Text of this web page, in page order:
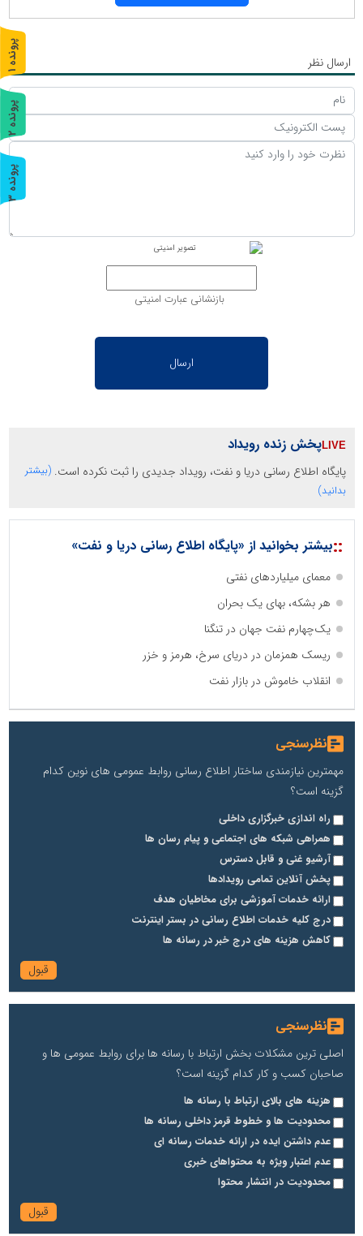
ارسال نظر
بازنشانی عبارت امنیتی
پخش زنده رویداد
پایگاه اطلاع رسانی دریا و نفت، رویداد جدیدی را ثبت نکرده است. (بیشتر
بدانید)
::بیشتر بخوانید از «پایگاه اطلاع رسانی دریا و نفت»
معمای میلیاردهای نفتی
هر بشکه، بهای یک بحران
یک‌چهارم نفت جهان در تنگنا
ریسک همزمان در دریای سرخ، هرمز و خزر
انقلاب خاموش در بازار نفت
نظرسنجی
مهمترین نیازمندی ساختار اطلاع رسانی روابط عمومی های نوین کدام
گزینه است؟
راه اندازی خبرگزاری داخلی
همراهی شبکه های اجتماعی و پیام رسان ها
آرشیو غنی و قابل دسترس
پخش آنلاین تمامی رویدادها
ارائه خدمات آموزشی برای مخاطیان هدف
درج کلیه خدمات اطلاع رسانی در بستر اینترنت
کاهش هزینه های درج خبر در رسانه ها
نظرسنجی
اصلی ترین مشکلات بخش ارتباط با رسانه ها برای روابط عمومی ها و
صاحبان کسب و کار کدام گزینه است؟
هزینه های بالای ارتباط با رسانه ها
محدودیت ها و خطوط قرمز داخلی رسانه ها
عدم داشتن ایده در ارائه خدمات رسانه ای
عدم اعتبار ویژه به محتواهای خبری
محدودیت در انتشار محتوا
پ
ر
و
ن
د
ه
1
پ
ر
و
ن
د
ه
2
پ
ر
و
ن
د
ه
3